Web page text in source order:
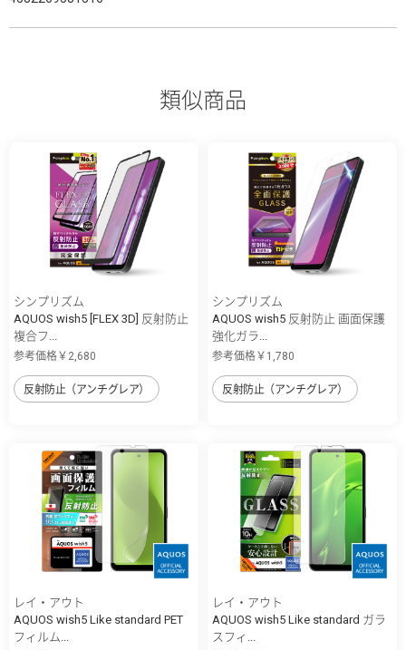
類似商品
シンプリズム
AQUOS wish5 [FLEX 3D] 反射防止
複合フ...
参考価格￥2,680
反射防止（アンチグレア）
シンプリズム
AQUOS wish5 反射防止 画面保護
強化ガラ...
参考価格￥1,780
反射防止（アンチグレア）
レイ・アウト
AQUOS wish5 Like standard PET
フィルム...
レイ・アウト
AQUOS wish5 Like standard ガラ
スフィ...